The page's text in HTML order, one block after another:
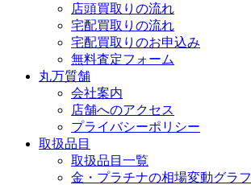
店頭買取りの流れ
宅配買取りの流れ
宅配買取りのお申込み
無料査定フォーム
丸万質舗
会社案内
店舗へのアクセス
プライバシーポリシー
取扱品目
取扱品目一覧
金・プラチナの相場変動グラフ